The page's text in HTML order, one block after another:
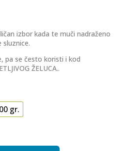
izbor kada te muči nadraženo
sluznice.
pa se često koristi i kod
ŽELUCA..
gr.